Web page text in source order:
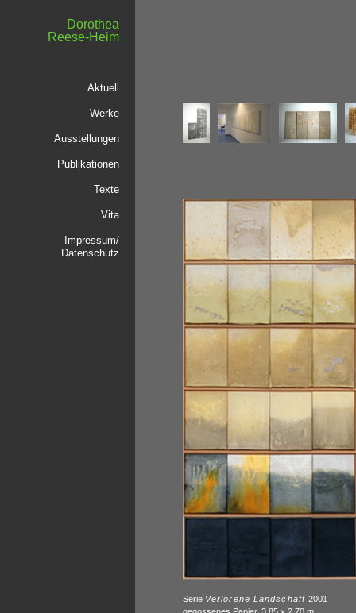
Dorothea
Reese-Heim
Aktuell
Werke
Ausstellungen
Publikationen
Texte
Vita
Impressum/
Datenschutz